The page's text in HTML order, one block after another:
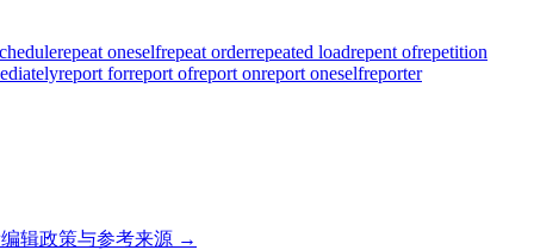
repeat oneselfrepeat orderrepeated loadrepent ofrepetition
report forreport ofreport onreport oneselfreporter
辑政策与参考来源 →